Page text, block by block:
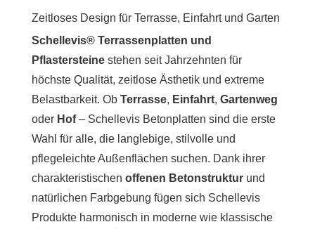
Zeitloses Design für Terrasse, Einfahrt und Garten
Schellevis® Terrassenplatten und
Pflastersteinestehen seit Jahrzehnten für
höchste Qualität, zeitlose Ästhetik und extreme
Belastbarkeit. Ob Terrasse, Einfahrt, Gartenweg
oder Hof– Schellevis Betonplatten sind die erste
Wahl für alle, die langlebige, stilvolle und
pflegeleichte Außenflächen suchen. Dank ihrer
charakteristischen offenen Betonstrukturund
natürlichen Farbgebung fügen sich Schellevis
Produkte harmonisch in moderne wie klassische